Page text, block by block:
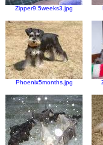
Zipper9.5weeks3.jpg
Phoenix5months.jpg